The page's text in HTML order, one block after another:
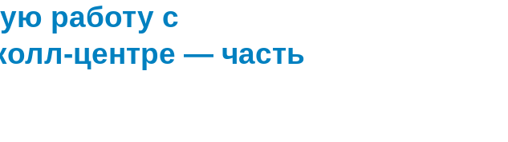
работу с
центре — часть